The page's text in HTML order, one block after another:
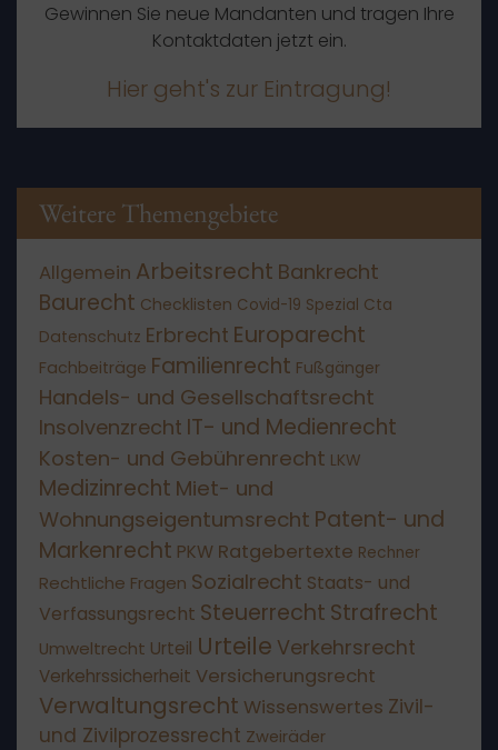
Gewinnen Sie neue Mandanten und tragen Ihre
Kontaktdaten jetzt ein.
Hier geht's zur Eintragung!
Weitere Themengebiete
Allgemein Arbeitsrecht Bankrecht
Baurecht Checklisten Covid-19 Spezial Cta
Datenschutz Erbrecht Europarecht
Fachbeiträge Familienrecht Fußgänger
Handels- und Gesellschaftsrecht
Insolvenzrecht IT- und Medienrecht
Kosten- und Gebührenrecht LKW
Medizinrecht Miet- und
Wohnungseigentumsrecht Patent- und
Markenrecht PKW Ratgebertexte Rechner
Rechtliche Fragen Sozialrecht Staats- und
Verfassungsrecht Steuerrecht Strafrecht
Umweltrecht Urteil Urteile Verkehrsrecht
Verkehrssicherheit Versicherungsrecht
Verwaltungsrecht Wissenswertes Zivil-
und Zivilprozessrecht Zweiräder